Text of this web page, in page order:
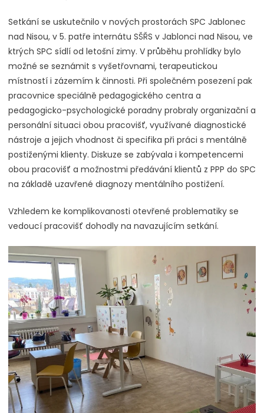
Setkání se uskutečnilo v nových prostorách SPC Jablonec
nad Nisou, v 5. patře internátu SŠŘS v Jablonci nad Nisou, ve
ktrých SPC sídlí od letošní zimy. V průběhu prohlídky bylo
možné se seznámit s vyšetřovnami, terapeutickou
místností i zázemím k činnosti. Při společném posezení pak
pracovnice speciálně pedagogického centra a
pedagogicko-psychologické poradny probraly organizační a
personální situaci obou pracovišť, využívané diagnostické
nástroje a jejich vhodnost či specifika při práci s mentálně
postiženými klienty. Diskuze se zabývala i kompetencemi
obou pracovišť a možnostmi předávání klientů z PPP do SPC
na základě uzavřené diagnozy mentálního postižení.
Vzhledem ke komplikovanosti otevřené problematiky se
vedoucí pracovišť dohodly na navazujícím setkání.